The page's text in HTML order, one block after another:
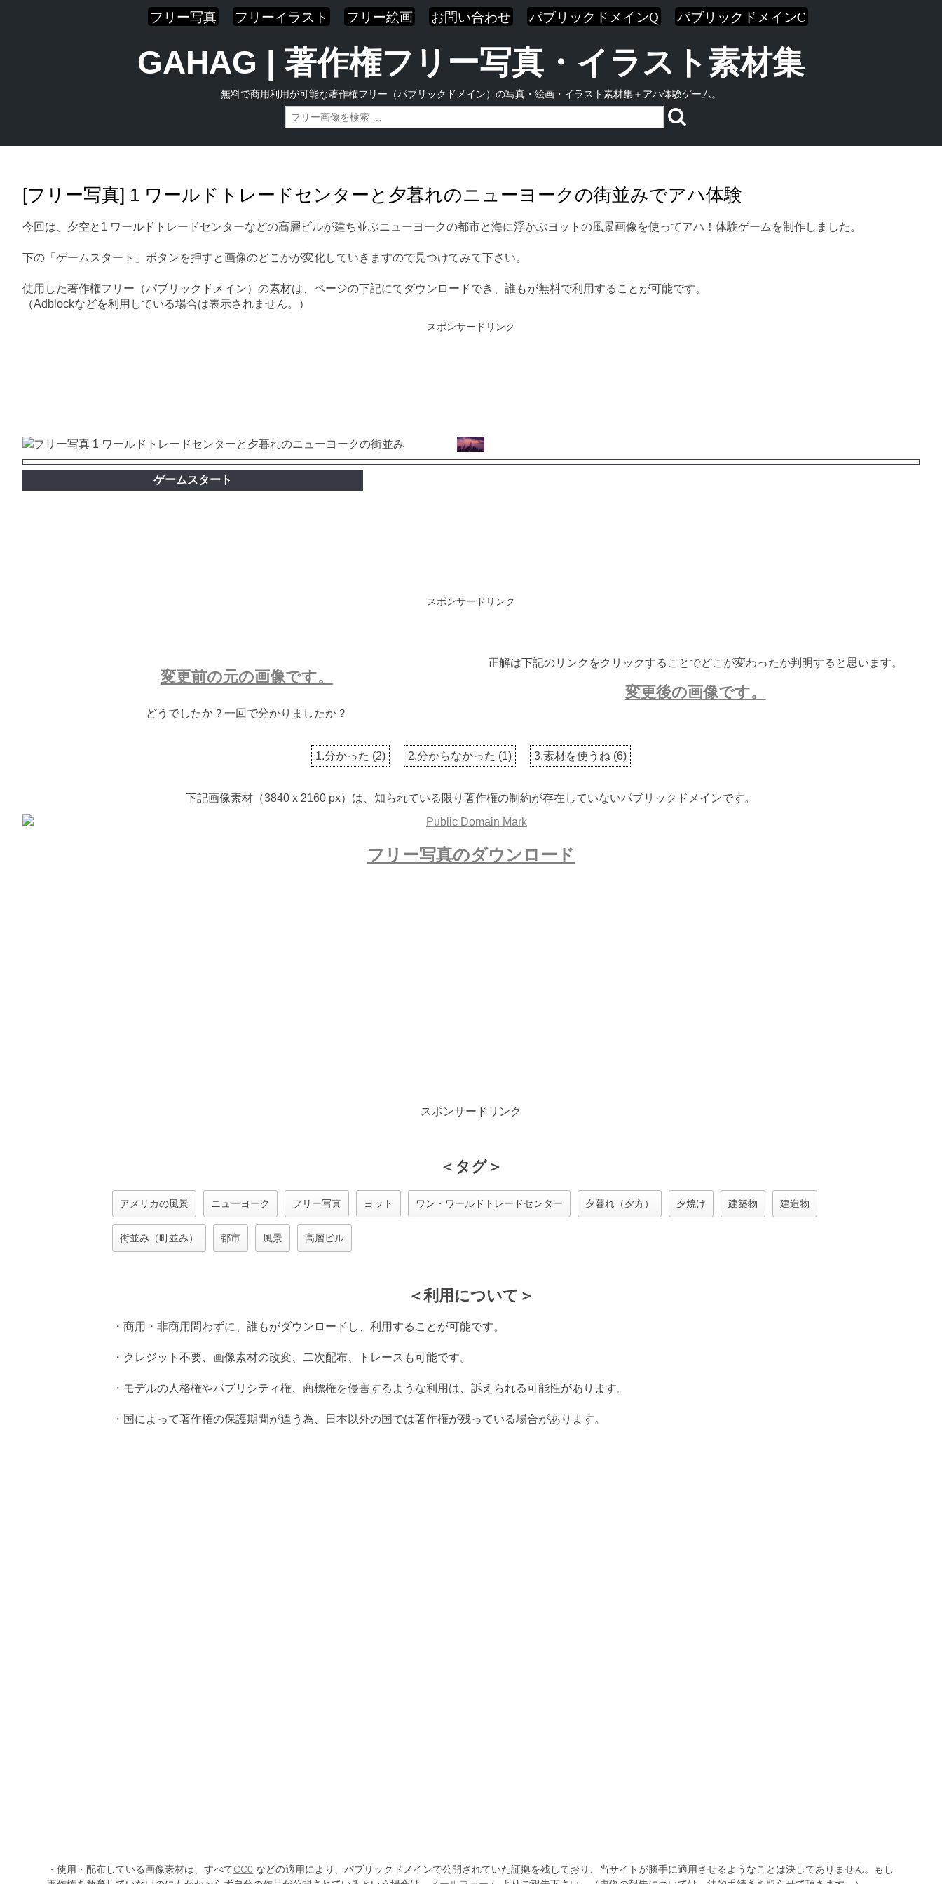
フリー写真 フリーイラスト フリー絵画 お問い合わせ パブリックドメインQ パブリックドメインC
GAHAG | 著作権フリー写真・イラスト素材集
無料で商用利用が可能な著作権フリー（パブリックドメイン）の写真・絵画・イラスト素材集＋アハ体験ゲーム。
[フリー写真] 1 ワールドトレードセンターと夕暮れのニューヨークの街並みでアハ体験
今回は、夕空と1 ワールドトレードセンターなどの高層ビルが建ち並ぶニューヨークの都市と海に浮かぶヨットの風景画像を使ってアハ！体験ゲームを制作しました。
下の「ゲームスタート」ボタンを押すと画像のどこかが変化していきますので見つけてみて下さい。
使用した著作権フリー（パブリックドメイン）の素材は、ページの下記にてダウンロードでき、誰もが無料で利用することが可能です。
（Adblockなどを利用している場合は表示されません。）
スポンサードリンク
ゲームスタート
スポンサードリンク
正解は下記のリンクをクリックすることでどこが変わったか判明すると思います。
変更前の元の画像です。
変更後の画像です。
どうでしたか？一回で分かりましたか？
1.分かった (2) 2.分からなかった (1) 3.素材を使うね (6)
下記画像素材（3840 x 2160 px）は、知られている限り著作権の制約が存在していないパブリックドメインです。
フリー写真のダウンロード
スポンサードリンク
＜タグ＞
アメリカの風景 ニューヨーク フリー写真 ヨット ワン・ワールドトレードセンター 夕暮れ（夕方） 夕焼け 建築物 建造物
街並み（町並み） 都市 風景 高層ビル
＜利用について＞
・商用・非商用問わずに、誰もがダウンロードし、利用することが可能です。
・クレジット不要、画像素材の改変、二次配布、トレースも可能です。
・モデルの人格権やパブリシティ権、商標権を侵害するような利用は、訴えられる可能性があります。
・国によって著作権の保護期間が違う為、日本以外の国では著作権が残っている場合があります。
・使用・配布している画像素材は、すべてCC0 などの適用により、パブリックドメインで公開されていた証拠を残しており、当サイトが勝手に適用させるようなことは決してありません。もし